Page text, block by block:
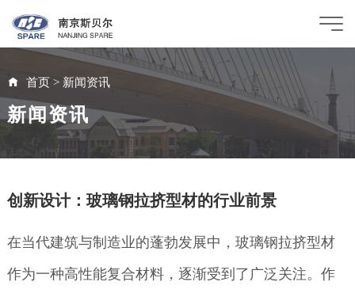
首页> 新闻资讯
新闻资讯
创新设计：玻璃钢拉挤型材的行业前景
在当代建筑与制造业的蓬勃发展中，玻璃钢拉挤型材
作为一种高性能复合材料，逐渐受到了广泛关注。作